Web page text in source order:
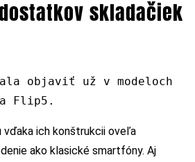
skladačiek
objaviť už v modeloch
Flip5.
ich konštrukcii oveľa
ako klasické smartfóny. Aj